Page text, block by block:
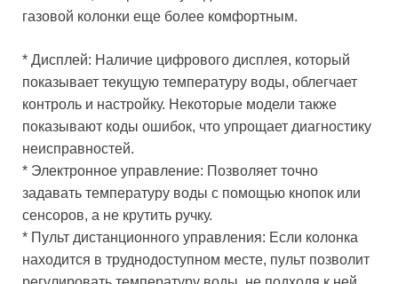
газовой колонки еще более комфортным.
* Дисплей: Наличие цифрового дисплея, который
показывает текущую температуру воды, облегчает
контроль и настройку. Некоторые модели также
показывают коды ошибок, что упрощает диагностику
неисправностей.
* Электронное управление: Позволяет точно
задавать температуру воды с помощью кнопок или
сенсоров, а не крутить ручку.
* Пульт дистанционного управления: Если колонка
находится в труднодоступном месте, пульт позволит